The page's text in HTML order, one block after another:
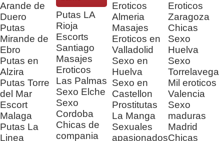
Arande de
Duero
Putas
Mirande de
Ebro
Putas en
Alzira
Putas Torre
del Mar
Escort
Malaga
Putas La
Linea
Putas LA
Rioja
Escorts
Santiago
Masajes
Eroticos
Las Palmas
Sexo Elche
Sexo
Cordoba
Chicas de
compania
Eroticos
Almeria
Masajes
Eroticos en
Valladolid
Sexo en
Huelva
Sexo en
Castellon
Prostitutas
La Manga
Sexuales
apasionados
Eroticos
Zaragoza
Chicas
Sexo
Huelva
Sexo
Torrelavega
Mil eroticos
Valencia
Sexo
maduras
Madrid
Chicas